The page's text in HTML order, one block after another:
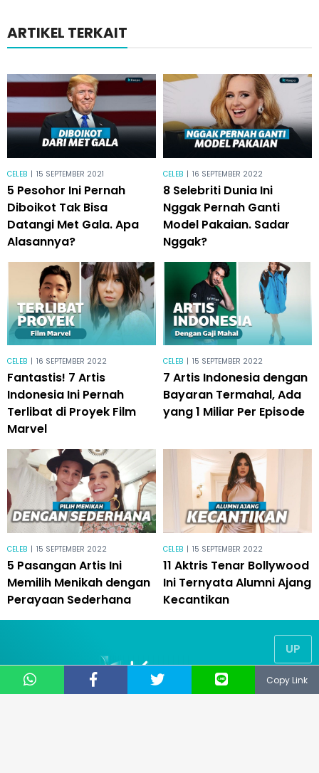
Copy Link
ARTIKEL TERKAIT
CELEB | 15 SEPTEMBER 2021
5 Pesohor Ini Pernah
Diboikot Tak Bisa
Datangi Met Gala. Apa
Alasannya?
CELEB | 16 SEPTEMBER 2022
8 Selebriti Dunia Ini
Nggak Pernah Ganti
Model Pakaian. Sadar
Nggak?
CELEB | 16 SEPTEMBER 2022
Fantastis! 7 Artis
Indonesia Ini Pernah
Terlibat di Proyek Film
Marvel
CELEB | 15 SEPTEMBER 2022
7 Artis Indonesia dengan
Bayaran Termahal, Ada
yang 1 Miliar Per Episode
CELEB | 15 SEPTEMBER 2022
5 Pasangan Artis Ini
Memilih Menikah dengan
Perayaan Sederhana
CELEB | 15 SEPTEMBER 2022
11 Aktris Tenar Bollywood
Ini Ternyata Alumni Ajang
Kecantikan
UP